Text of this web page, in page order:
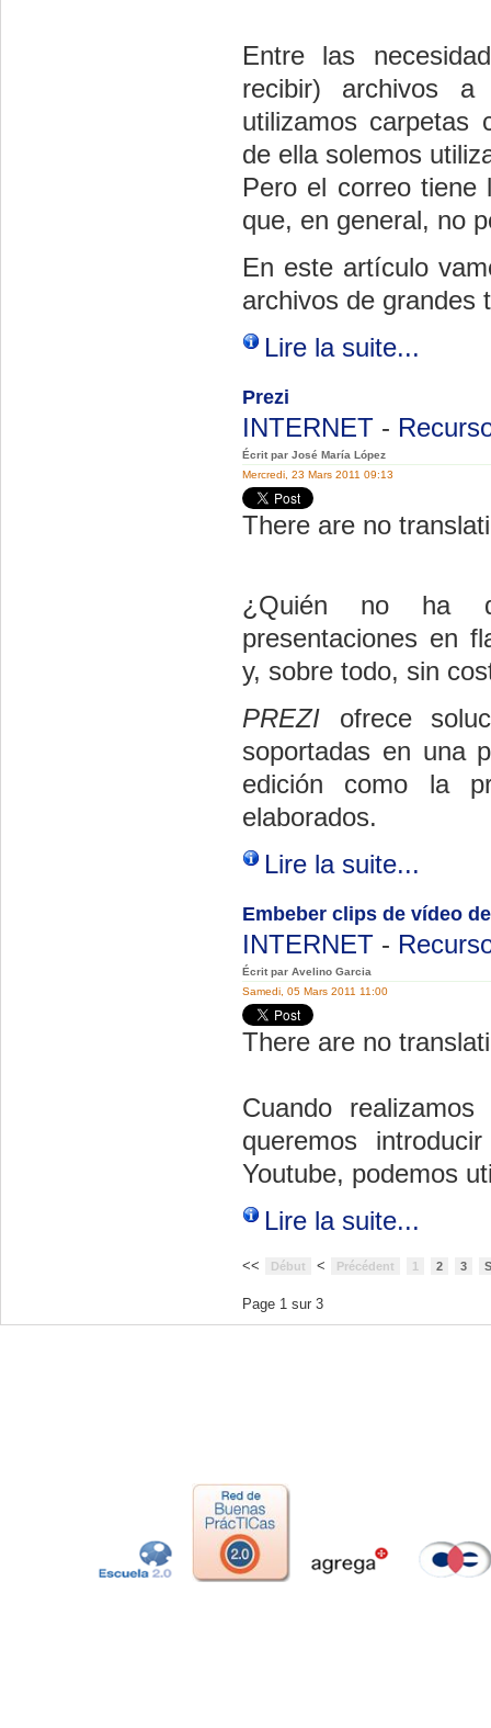
Entre las
recibir) archivos
utilizamos carpetas
de ella solemos
Pero el correo tiene
que, en general, no
En este artículo
archivos de grandes
Lire la suite...
Prezi
INTERNET -
Écrit par José María López
Mercredi, 23 Mars 2011 09:13
There are no
¿Quién no ha
presentaciones en
y, sobre todo, sin
PREZI ofrece
soportadas en una
edición como la
elaborados.
Lire la suite...
Embeber clips de vídeo
INTERNET -
Écrit par Avelino Garcia
Samedi, 05 Mars 2011 11:00
There are no
Cuando
queremos
Youtube, podemos
Lire la suite...
<< Début < Précédent 1 2 3
Page 1 sur 3